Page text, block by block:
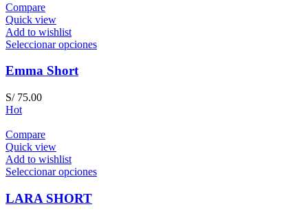
Compare
Quick view
Add to wishlist
Seleccionar opciones
Emma Short
S/75.00
Hot
Compare
Quick view
Add to wishlist
Seleccionar opciones
LARA SHORT